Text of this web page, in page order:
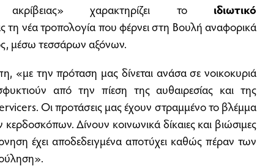
χαρακτηρίζει τοιδιωτικό
τη νέα τροπολογία που φέρνει στη Βουλή αναφορικά
μέσω τεσσάρων αξόνων.
«με την πρόταση μας δίνεται ανάσα σε νοικοκυριά
από την πίεση της αυθαιρεσίας και της
Οι προτάσεις μας έχουν στραμμένο το βλέμμα
Δίνουν κοινωνικά δίκαιες και βιώσιμες
έχει αποδεδειγμένα αποτύχει καθώς πέραν των